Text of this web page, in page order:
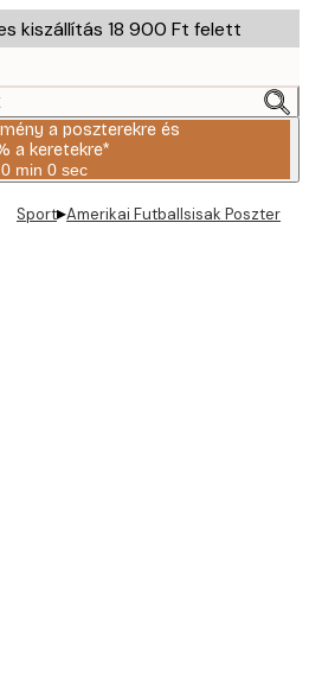
kiszállítás 18 900 Ft felett
a poszterekre és
a keretekre*
0 min 0 sec
Érvényes:
08-
Sport▸Amerikai Futballsisak Poszter